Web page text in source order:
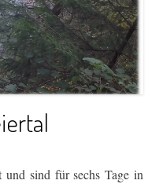
sind für sechs Tage in